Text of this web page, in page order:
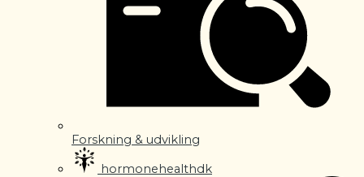
Forskning & udvikling
hormonehealthdk